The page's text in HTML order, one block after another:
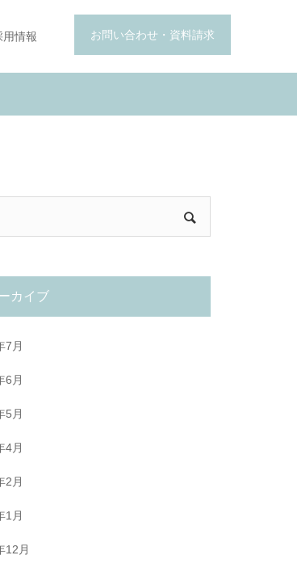
お問い合わせ・資料請求
用情報
カイブ
7月
6月
5月
4月
2月
1月
12月